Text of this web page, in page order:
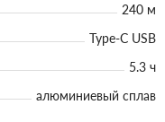
240 м
Type-C USB
5.3 ч
алюминиевый сплав